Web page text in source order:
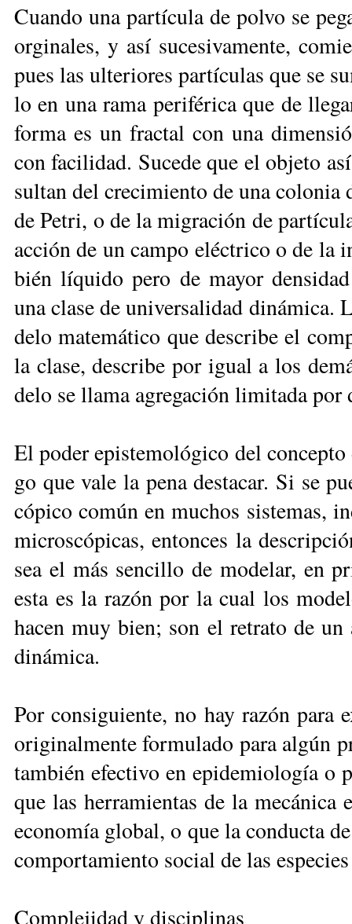
Cuan­do una par­tí­cu­la de pol­vo se
or­gi­na­les, y así su­ce­si­va­men­te,
pues las ulte­rio­res par­tí­cu­las que se
lo en una ra­ma pe­ri­fé­ri­ca que de
for­ma es un frac­tal con una
con fa­ci­li­dad. Su­ce­de que el ob­je­to
sul­tan del cre­ci­mien­to de una
de Pe­tri, o de la mi­gra­ción de
ac­ción de un cam­po eléc­tri­co o de
bién lí­qui­do pe­ro de ma­yor
una cla­se de uni­ver­sa­li­dad di­ná­mi­ca.
de­lo ma­te­má­ti­co que des­cri­be el
la cla­se, des­cri­be por igual a los
de­lo se lla­ma agre­ga­ción li­mi­ta­da
El po­der epis­te­mo­ló­gi­co del
go que va­le la pe­na des­ta­car. Si se
có­pi­co co­mún en mu­chos sis­te­mas,
mi­cros­có­pi­cas, en­ton­ces la
sea el más sen­ci­llo de mo­de­lar, en
es­ta es la ra­zón por la cual los
ha­cen muy bien; son el re­tra­to de
di­ná­mica.
Por con­si­guien­te, no hay ra­zón pa­ra
ori­gi­nal­men­te for­mu­la­do pa­ra al­gún
tam­bién efec­ti­vo en epi­de­mio­lo­gía o
que las he­rra­mien­tas de la me­cá­ni­ca
eco­no­mía glo­bal, o que la con­duc­ta
com­por­ta­mien­to so­cial de las
Complejidad y disciplinas